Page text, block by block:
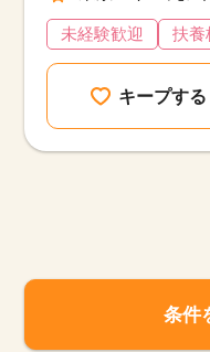
未経験歓迎 扶養
キープする
条件